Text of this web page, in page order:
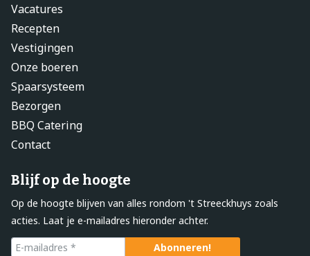
Vacatures
Recepten
Vestigingen
Onze boeren
Spaarsysteem
Bezorgen
BBQ Catering
Contact
Blijf op de hoogte
Op de hoogte blijven van alles rondom 't Streeckhuys zoals
acties. Laat je e-mailadres hieronder achter.